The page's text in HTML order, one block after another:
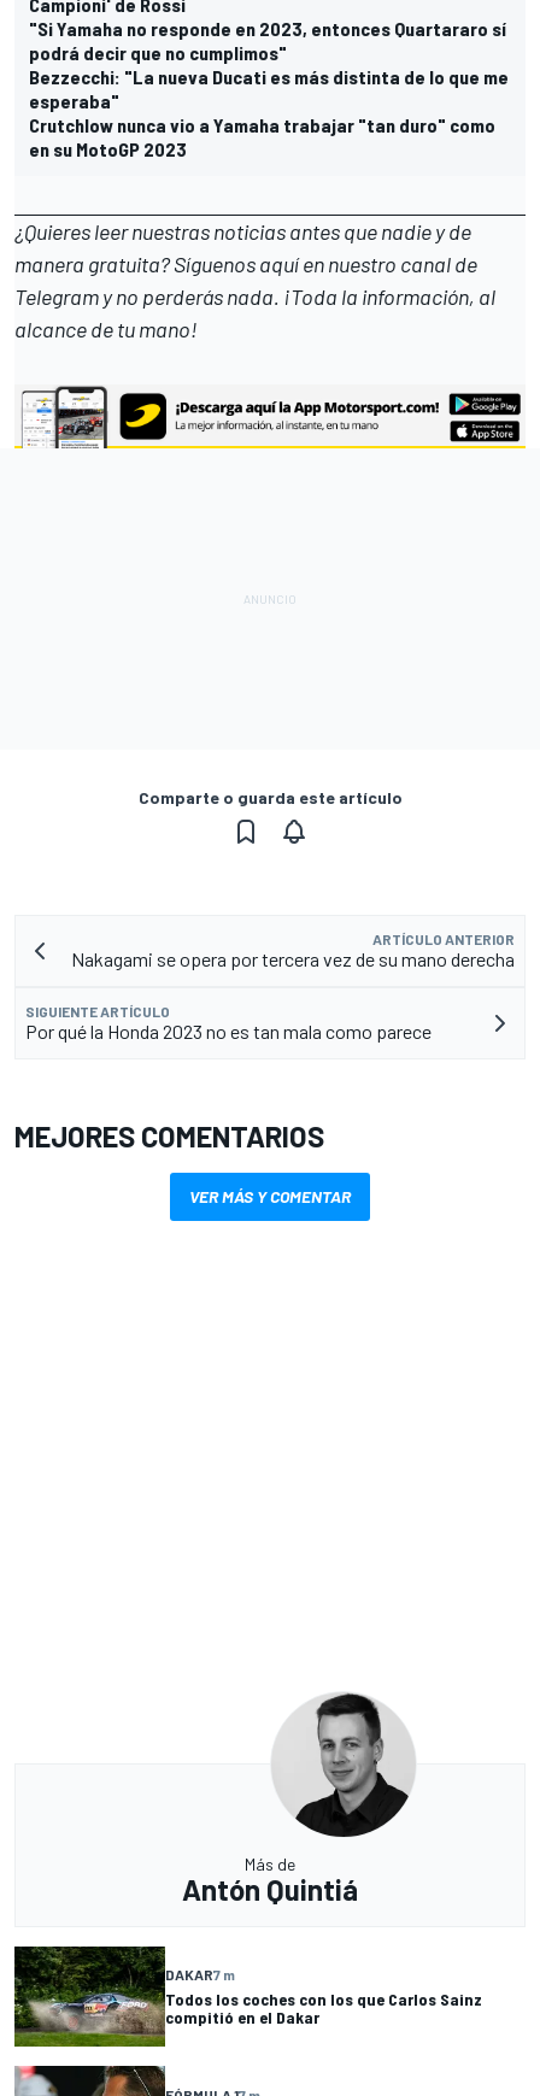
"Si Yamaha no responde en 2023, entonces Quartararo sí
podrá decir que no cumplimos"
Bezzecchi: "La nueva Ducati es más distinta de lo que me
esperaba"
Crutchlow nunca vio a Yamaha trabajar "tan duro" como
en su MotoGP 2023
¿Quieres leer nuestras noticias antes que nadie y de
manera gratuita? Síguenosaquí en nuestro canal de
Telegramy no perderás nada. ¡Toda la información, al
alcance de tu mano!
Comparte o guarda este artículo
ARTÍCULO ANTERIOR
Nakagami se opera por tercera vez de su mano derecha
SIGUIENTE ARTÍCULO
Por qué la Honda 2023 no es tan mala como parece
MEJORES COMENTARIOS
VER MÁS Y COMENTAR
Más de
Antón Quintiá
DAKAR7 m
Todos los coches con los que Carlos Sainz
compitió en el Dakar